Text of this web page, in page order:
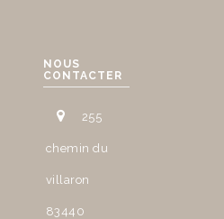
NOUS
CONTACTER
255
chemin du
villaron
83440